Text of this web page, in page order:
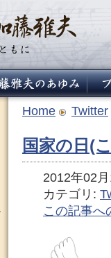
Home Twitter
国家の日(
2012年02
カテゴリ:
この記事へ